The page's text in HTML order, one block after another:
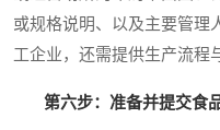
或规格说明、以及主要管理
工企业，还需提供生产流程
第六步：准备并提交食